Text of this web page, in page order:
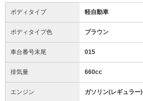
ボディタイプ 軽自動車
ボディタイプ色 ブラウン
車台番号末尾 015
排気量 660cc
エンジン ガソリン(レギュラー)